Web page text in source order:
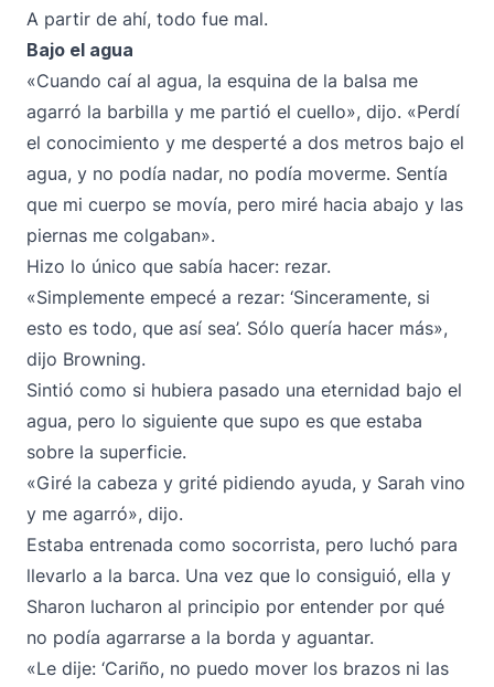
A partir de ahí, todo fue mal.
Bajo el agua
«Cuando caí al agua, la esquina de la balsa me
agarró la barbilla y me partió el cuello», dijo. «Perdí
el conocimiento y me desperté a dos metros bajo el
agua, y no podía nadar, no podía moverme. Sentía
que mi cuerpo se movía, pero miré hacia abajo y las
piernas me colgaban».
Hizo lo único que sabía hacer: rezar.
«Simplemente empecé a rezar: ‘Sinceramente, si
esto es todo, que así sea’. Sólo quería hacer más»,
dijo Browning.
Sintió como si hubiera pasado una eternidad bajo el
agua, pero lo siguiente que supo es que estaba
sobre la superficie.
«Giré la cabeza y grité pidiendo ayuda, y Sarah vino
y me agarró», dijo.
Estaba entrenada como socorrista, pero luchó para
llevarlo a la barca. Una vez que lo consiguió, ella y
Sharon lucharon al principio por entender por qué
no podía agarrarse a la borda y aguantar.
«Le dije: ‘Cariño, no puedo mover los brazos ni las